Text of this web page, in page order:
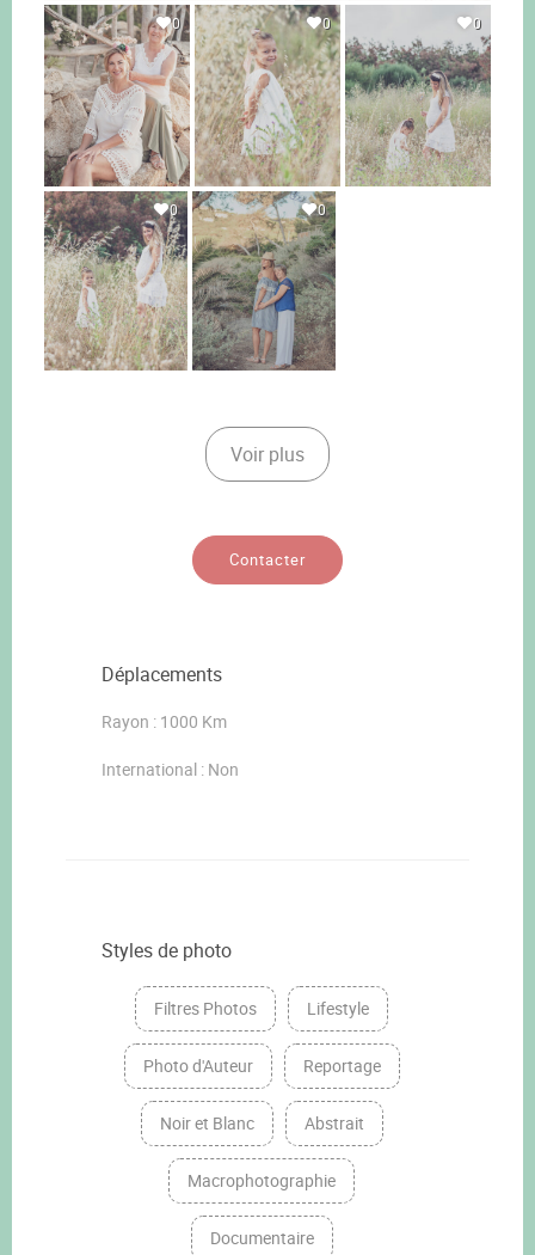
0 0 0
0 0
Voir plus
Contacter
Déplacements
Rayon : 1000 Km
International : Non
Styles de photo
Filtres Photos Lifestyle
Photo d'Auteur Reportage
Noir et Blanc Abstrait
Macrophotographie
Documentaire